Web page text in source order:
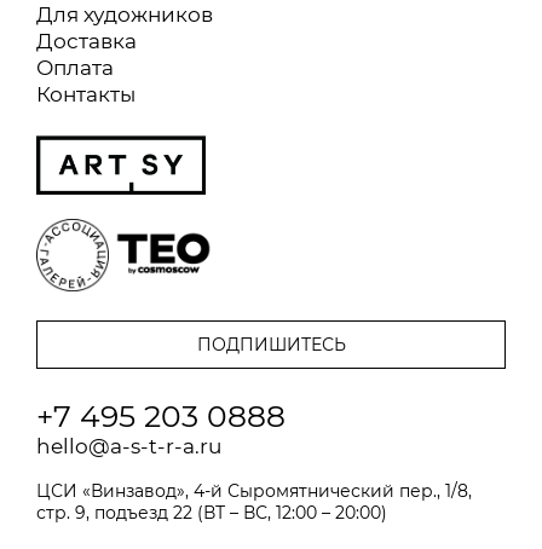
Для художников
Доставка
Оплата
Контакты
+7 495 203 0888
hello@a-s-t-r-a.ru
ЦСИ «Винзавод», 4-й Сыромятнический пер., 1/8,
стр. 9, подъезд 22 (ВТ – ВС, 12:00 – 20:00)